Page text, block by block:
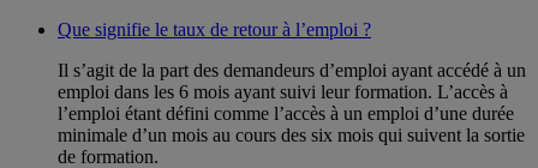
Que signifie le taux de retour à l’emploi ?
Il s’agit de la part des demandeurs d’emploi ayant accédé à un
emploi dans les 6 mois ayant suivi leur formation. L’accès à
l’emploi étant défini comme l’accès à un emploi d’une durée
minimale d’un mois au cours des six mois qui suivent la sortie
de formation.